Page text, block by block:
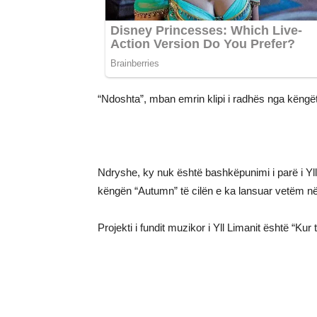
“Ndoshta”, mban emrin klipi i radhës nga
Ndryshe, ky nuk është bashkëpunimi i parë i
këngën “Autumn” të cilën e ka lansuar vetëm
Projekti i fundit muzikor i Yll Limanit është “Kur